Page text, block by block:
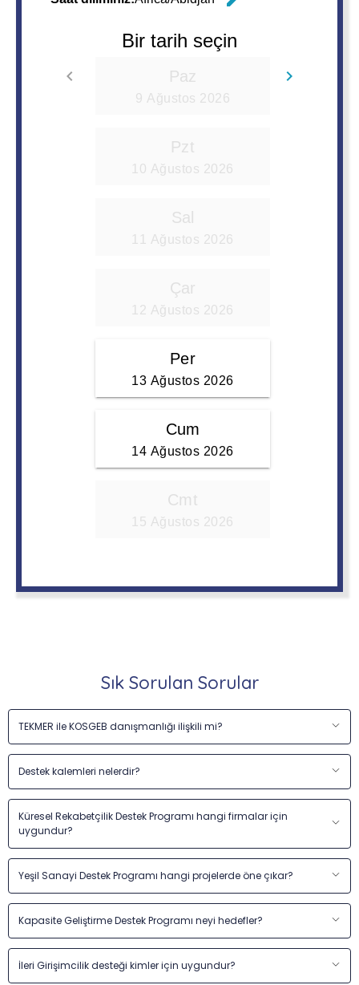
Sık Sorulan Sorular
TEKMER ile KOSGEB danışmanlığı ilişkili mi?
Destek kalemleri nelerdir?
Küresel Rekabetçilik Destek Programı hangi firmalar için
uygundur?
Yeşil Sanayi Destek Programı hangi projelerde öne çıkar?
Kapasite Geliştirme Destek Programı neyi hedefler?
İleri Girişimcilik desteği kimler için uygundur?